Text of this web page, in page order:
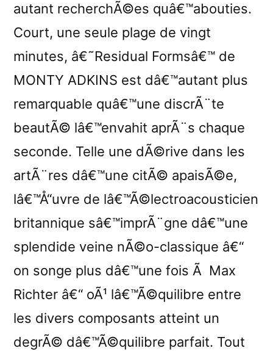
autant recherchÃ©es quâ€™abouties.
Court, une seule plage de vingt
minutes, â€˜Residual Formsâ€™ de
MONTY ADKINS est dâ€™autant plus
remarquable quâ€™une discrÃ¨te
beautÃ© lâ€™envahit aprÃ¨s chaque
seconde. Telle une dÃ©rive dans les
artÃ¨res dâ€™une citÃ© apaisÃ©e,
lâ€™Å“uvre de lâ€™Ã©lectroacousticien
britannique sâ€™imprÃ¨gne dâ€™une
splendide veine nÃ©o-classique â€“
on songe plus dâ€™une fois Ã Max
Richter â€“ oÃ¹ lâ€™Ã©quilibre entre
les divers composants atteint un
degrÃ© dâ€™Ã©quilibre parfait. Tout